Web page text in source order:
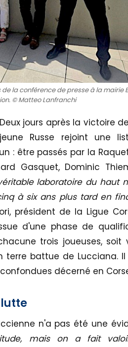
la conférence de presse à la mairie
© Matteo Lanfranchi
jours après la victoire
Russe rejoint une
: être passés par la
Gasquet, Dominic
laboratoire du haut
à six ans plus tard en
président de la Ligue
d'une phase de
trois joueuses, soit
terre battue de Lucciana.
décerné en
n'a pas été une
mais on a fait